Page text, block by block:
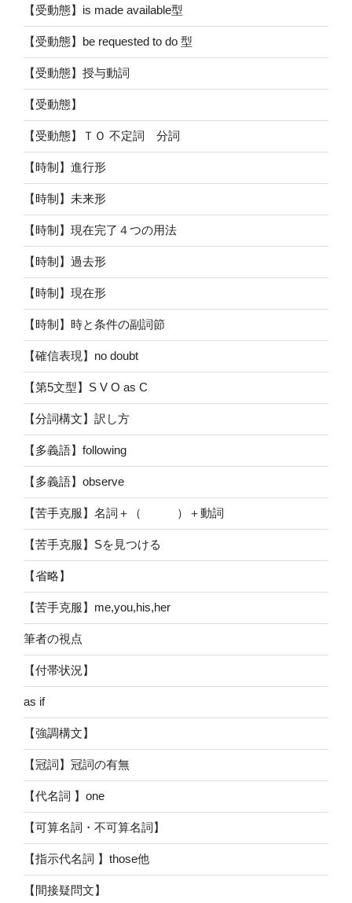
【受動態】is made available型
【受動態】be requested to do 型
【受動態】授与動詞
【受動態】
【受動態】ＴＯ 不定詞 分詞
【時制】進行形
【時制】未来形
【時制】現在完了４つの用法
【時制】過去形
【時制】現在形
【時制】時と条件の副詞節
【確信表現】no doubt
【第5文型】S V O as C
【分詞構文】訳し方
【多義語】following
【多義語】observe
【苦手克服】名詞＋（ ）＋動詞
【苦手克服】Sを見つける
【省略】
【苦手克服】me,you,his,her
筆者の視点
【付帯状況】
as if
【強調構文】
【冠詞】冠詞の有無
【代名詞 】one
【可算名詞・不可算名詞】
【指示代名詞 】those他
【間接疑問文】